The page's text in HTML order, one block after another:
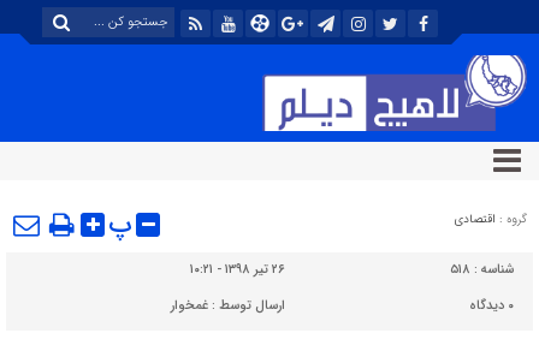
گروه : اقتصادی پ
شناسه : ۵۱۸
۲۶ تیر ۱۳۹۸ - ۱۰:۲۱
۰ دیدگاه ارسال توسط :غمخوار